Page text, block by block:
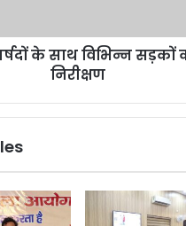
के साथ विभिन्न सड़कों
निरीक्षण